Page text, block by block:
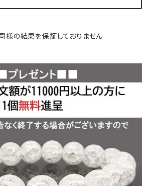
様の結果を保証しておりません